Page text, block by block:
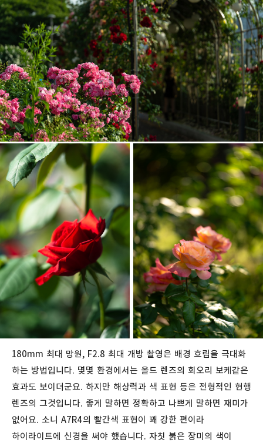
180mm 최대 망원, F2.8 최대 개방 촬영은 배경 흐림을 극대화
하는 방법입니다. 몇몇 환경에서는 올드 렌즈의 회오리 보케같은
효과도 보이더군요. 하지만 해상력과 색 표현 등은 전형적인 현행
렌즈의 그것입니다. 좋게 말하면 정확하고 나쁘게 말하면 재미가
없어요. 소니 A7R4의 빨간색 표현이 꽤 강한 편이라
하이라이트에 신경을 써야 했습니다. 자칫 붉은 장미의 색이